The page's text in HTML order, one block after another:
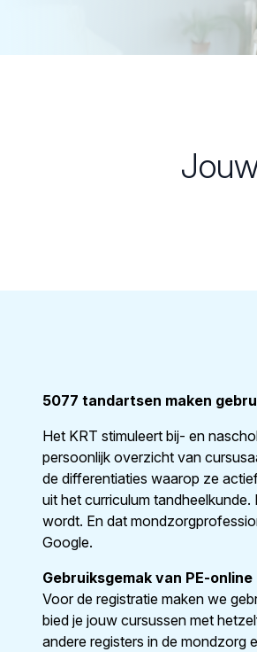
5077 tandartsen maken
Het KRT stimuleert bij- en
persoonlijk overzicht van
de differentiaties waarop ze
uit het curriculum
wordt. En dat
Google.
Gebruiksgemak van PE-online
Voor de registratie maken we
bied je jouw cursussen met
andere registers in de mondzorg